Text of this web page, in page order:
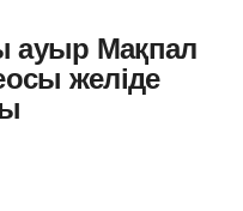
ауыр Мақпал
желіде